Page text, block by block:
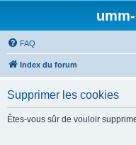
FAQ
Index du forum
Supprimer les cookies
Êtes-vous sûr de vouloir